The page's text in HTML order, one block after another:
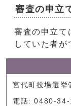
審査の申立
審査の申立て
していた者が
宮代町役場選挙
電話: 0480-34-